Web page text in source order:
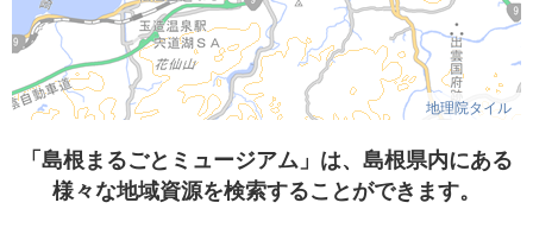
地理院タイル
「島根まるごとミュージアム」は、島根県内にある
様々な地域資源を検索することができます。